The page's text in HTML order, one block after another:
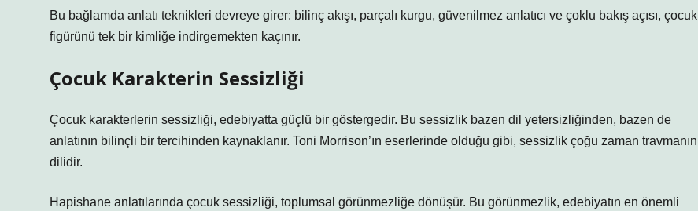
Bu bağlamda anlatı teknikleri devreye girer: bilinç akışı, parçalı kurgu, güvenilmez anlatıcı ve çoklu bakış açısı, çocuk
figürünü tek bir kimliğe indirgemekten kaçınır.
Çocuk Karakterin Sessizliği
Çocuk karakterlerin sessizliği, edebiyatta güçlü bir göstergedir. Bu sessizlik bazen dil yetersizliğinden, bazen de
anlatının bilinçli bir tercihinden kaynaklanır. Toni Morrison’ın eserlerinde olduğu gibi, sessizlik çoğu zaman travmanın
dilidir.
Hapishane anlatılarında çocuk sessizliği, toplumsal görünmezliğe dönüşür. Bu görünmezlik, edebiyatın en önemli